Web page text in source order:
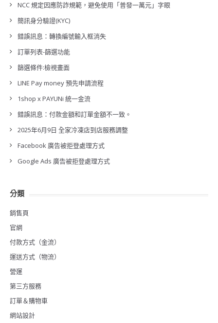
NCC 規定因應防詐規範，避免使用「普發一萬元」字眼
簡訊身分驗證(KYC)
錯誤訊息：轉換編號輸入框消失
訂單列表-篩選功能
篩選條件:檢視畫面
LINE Pay money 預先申請流程
1shop x PAYUNi 統一金流
錯誤訊息：付款金額和訂單金額不一致。
2025年6月9日 全家冷凍店到店服務調整
Facebook 廣告被拒登處理方式
Google Ads 廣告被拒登處理方式
分類
銷售頁
官網
付款方式（金流）
運送方式（物流）
營運
第三方服務
訂單＆購物車
網站設計